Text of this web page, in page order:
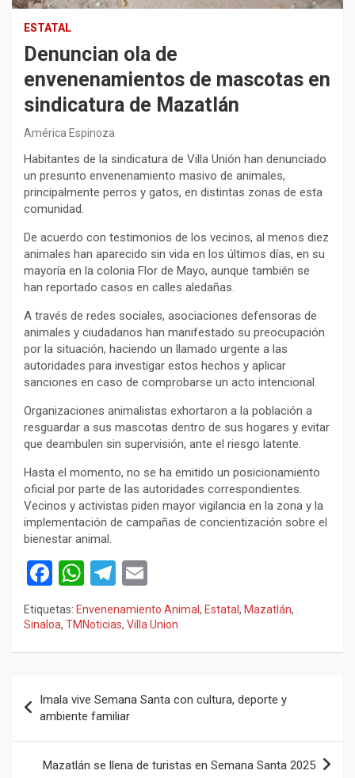
ESTATAL
Denuncian ola de
envenenamientos de mascotas en
sindicatura de Mazatlán
América Espinoza
Habitantes de la sindicatura de Villa Unión han denunciado
un presunto envenenamiento masivo de animales,
principalmente perros y gatos, en distintas zonas de esta
comunidad.
De acuerdo con testimonios de los vecinos, al menos diez
animales han aparecido sin vida en los últimos días, en su
mayoría en la colonia Flor de Mayo, aunque también se
han reportado casos en calles aledañas.
A través de redes sociales, asociaciones defensoras de
animales y ciudadanos han manifestado su preocupación
por la situación, haciendo un llamado urgente a las
autoridades para investigar estos hechos y aplicar
sanciones en caso de comprobarse un acto intencional.
Organizaciones animalistas exhortaron a la población a
resguardar a sus mascotas dentro de sus hogares y evitar
que deambulen sin supervisión, ante el riesgo latente.
Hasta el momento, no se ha emitido un posicionamiento
oficial por parte de las autoridades correspondientes.
Vecinos y activistas piden mayor vigilancia en la zona y la
implementación de campañas de concientización sobre el
bienestar animal.
F
a
ce
b
o
k
W
at
s
p
p
T
e
gr
m
m
ail
Etiquetas: Envenenamiento Animal , Estatal , Mazatlán,
Sinaloa, TMNoticias, Villa Union
de
entradas
Imala vive Semana Santa con cultura, deporte y
ambiente familiar
Mazatlán se llena de turistas en Semana Santa 2025